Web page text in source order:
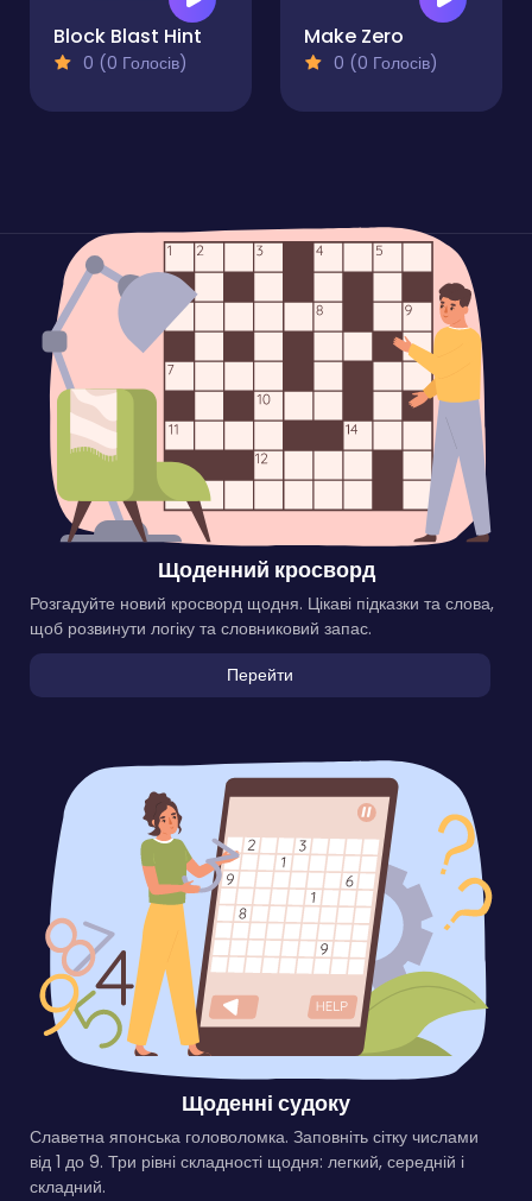
Block Blast Hint
0 (0 Голосів)
Make Zero
0 (0 Голосів)
Щоденний кросворд
Розгадуйте новий кросворд щодня. Цікаві підказки та слова,
щоб розвинути логіку та словниковий запас.
Перейти
Щоденні судоку
Славетна японська головоломка. Заповніть сітку числами
від 1 до 9. Три рівні складності щодня: легкий, середній і
складний.